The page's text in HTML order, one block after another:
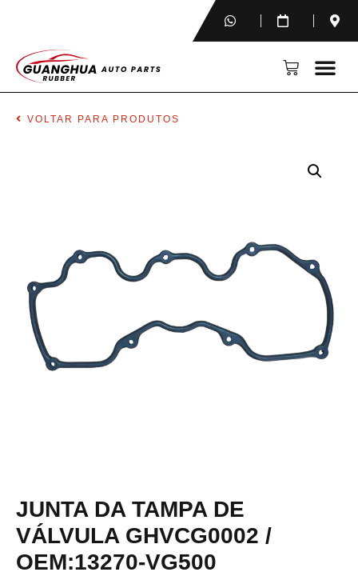
VOLTAR PARA PRODUTOS
JUNTA DA TAMPA DE
VÁLVULA GHVCG0002 /
OEM:13270-VG500